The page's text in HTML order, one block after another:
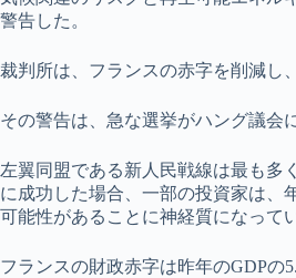
警告した。
裁判所は、フランスの赤字を削減し
その警告は、急な選挙がハング議会
左翼同盟である新人民戦線は最も多
に成功した場合、一部の投資家は、
可能性があることに神経質になって
フランスの財政赤字は昨年のGDPの